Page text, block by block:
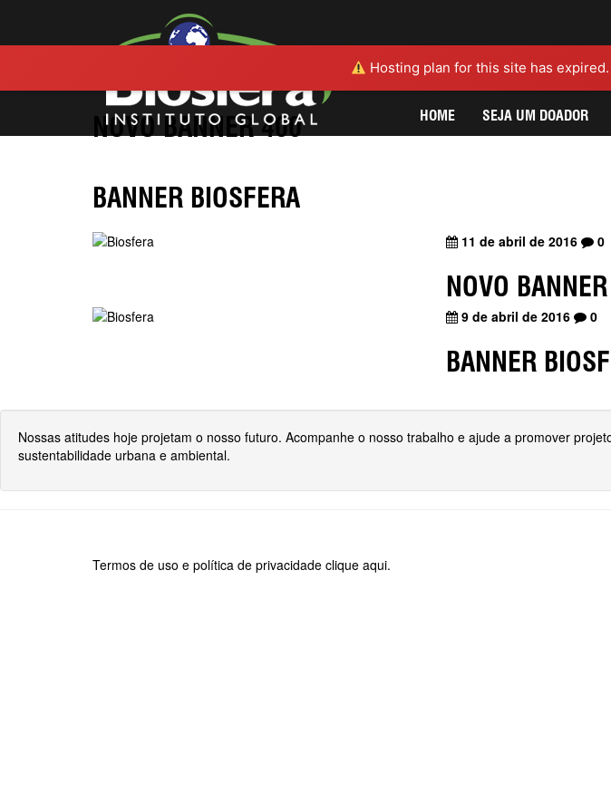
Hosting plan for this site has expired.
HOME SEJA UM DOADOR
NOVO BANNER 400
BANNER BIOSFERA
11 de abril de 2016 0
NOVO
9 de abril de 2016 0
BANNER
Nossas atitudes hoje projetam o nosso futuro. Acompanhe o nosso trabalho e ajude a promover
sustentabilidade urbana e ambiental.
Termos de uso e política de privacidade clique aqui.